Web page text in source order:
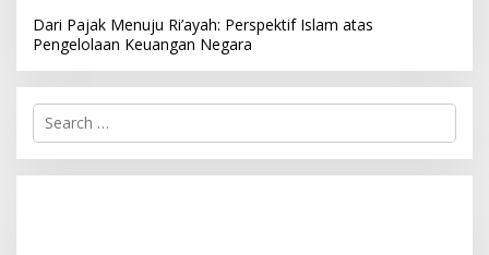
Dari Pajak Menuju Ri’ayah: Perspektif Islam atas
Pengelolaan Keuangan Negara
S
r